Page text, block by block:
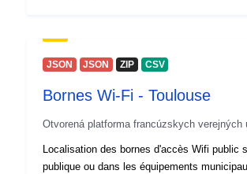
JSON JSON ZIP CSV
Bornes Wi-Fi - Toulouse
Otvorená platforma francúzskych verejných
Localisation des bornes d'accès Wifi public
publique ou dans les équipements